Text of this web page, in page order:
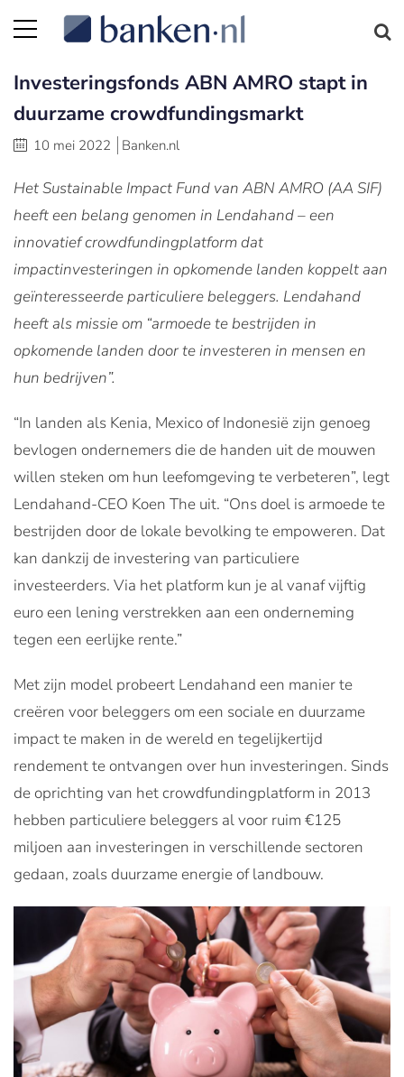
Investeringsfonds ABN AMRO stapt in
duurzame crowdfundingsmarkt
10 mei 2022 Banken.nl
Het Sustainable Impact Fund van ABN AMRO (AA SIF)
heeft een belang genomen in Lendahand – een
innovatief crowdfundingplatform dat
impactinvesteringen in opkomende landen koppelt aan
geïnteresseerde particuliere beleggers. Lendahand
heeft als missie om “armoede te bestrijden in
opkomende landen door te investeren in mensen en
hun bedrijven”.
“In landen als Kenia, Mexico of Indonesië zijn genoeg
bevlogen ondernemers die de handen uit de mouwen
willen steken om hun leefomgeving te verbeteren”, legt
Lendahand-CEO Koen The uit. “Ons doel is armoede te
bestrijden door de lokale bevolking te empoweren. Dat
kan dankzij de investering van particuliere
investeerders. Via het platform kun je al vanaf vijftig
euro een lening verstrekken aan een onderneming
tegen een eerlijke rente.”
Met zijn model probeert Lendahand een manier te
creëren voor beleggers om een sociale en duurzame
impact te maken in de wereld en tegelijkertijd
rendement te ontvangen over hun investeringen. Sinds
de oprichting van het crowdfundingplatform in 2013
hebben particuliere beleggers al voor ruim €125
miljoen aan investeringen in verschillende sectoren
gedaan, zoals duurzame energie of landbouw.